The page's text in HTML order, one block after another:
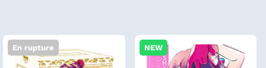
En rupture NEW